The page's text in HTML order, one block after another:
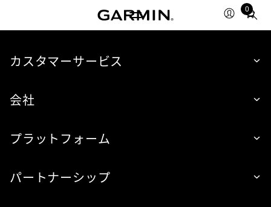
0
Total
items
cart:
カスタマーサービス
会社
プラットフォーム
パートナーシップ